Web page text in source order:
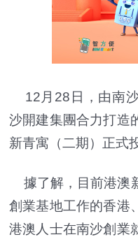
12月28日，由南
沙開建集團合力打
新青寓（二期）正式
據了解，目前港澳
創業基地工作的香港
港澳人士在南沙創業